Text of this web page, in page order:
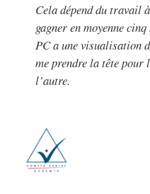
Cela dépend du travail
gagner en moyenne
PC a une visualisation
me prendre la tête pour
l’autre.